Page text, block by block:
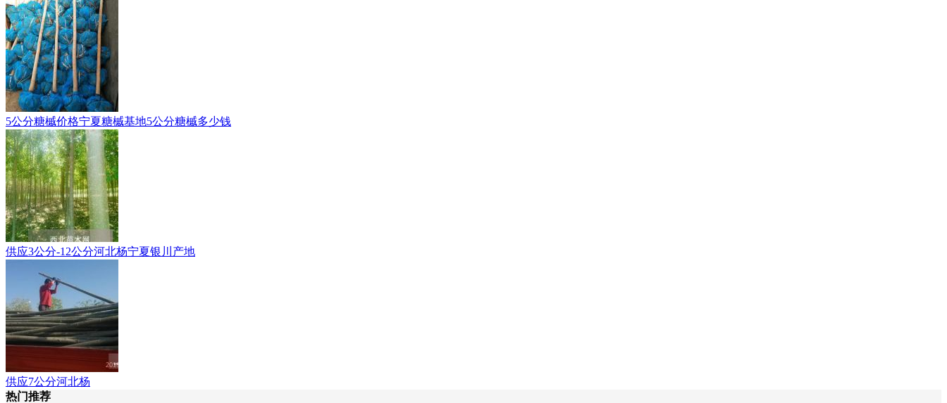
5公分糖槭价格宁夏糖槭基地5公分糖槭多少钱
供应3公分-12公分河北杨宁夏银川产地
供应7公分河北杨
热门推荐